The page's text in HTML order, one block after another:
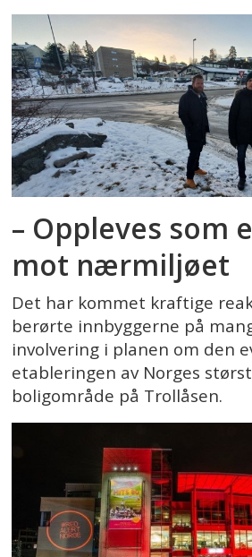
– Oppleves som
mot nærmiljøet
Det har kommet kraftige
berørte innbyggerne på
involvering i planen om den
etableringen av Norges
boligområde på Trollåsen.